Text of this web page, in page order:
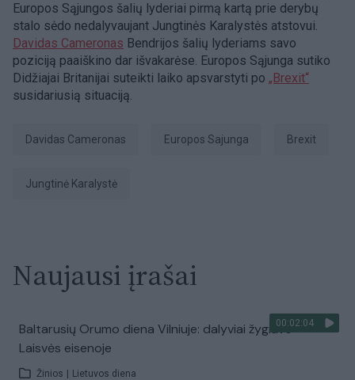
Europos Sąjungos šalių lyderiai pirmą kartą prie derybų
stalo sėdo nedalyvaujant Jungtinės Karalystės atstovui.
Davidas Cameronas Bendrijos šalių lyderiams savo
poziciją paaiškino dar išvakarėse. Europos Sąjunga sutiko
Didžiajai Britanijai suteikti laiko apsvarstyti po „Brexit“
susidariusią situaciją.
Davidas Cameronas Europos Sajunga Brexit
Jungtinė Karalystė
Naujausi įrašai
00:02:04
Baltarusių Orumo diena Vilniuje: dalyviai žygiavo
Laisvės eisenoje
Žinios Lietuvos diena